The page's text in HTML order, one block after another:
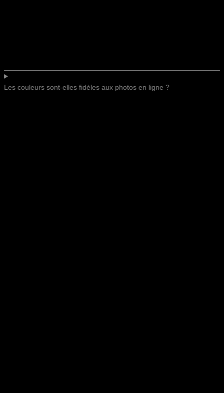
Les couleurs sont-elles fidèles aux photos en ligne ?